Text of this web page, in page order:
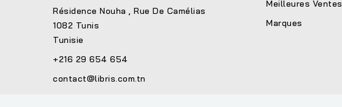
Résidence Nouha , Rue De Camélias
1082 Tunis
Tunisie
+216 29 654 654
contact@libris.com.tn
Meilleures Ventes
Marques